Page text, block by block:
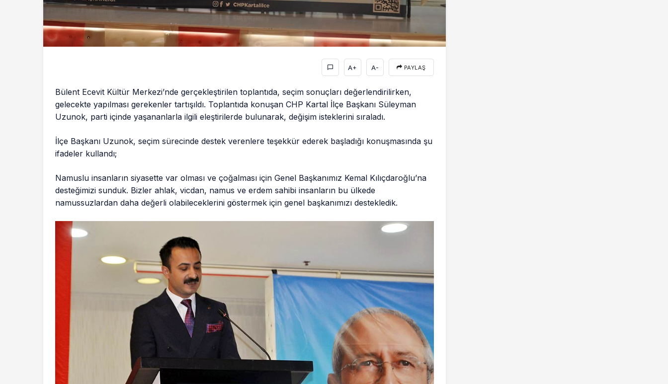
A+ A- PAYLAŞ
Bülent Ecevit Kültür Merkezi’nde gerçekleştirilen toplantıda, seçim sonuçları değerlendirilirken,
gelecekte yapılması gerekenler tartışıldı. Toplantıda konuşan CHP Kartal İlçe Başkanı Süleyman
Uzunok, parti içinde yaşananlarla ilgili eleştirilerde bulunarak, değişim isteklerini sıraladı.
İlçe Başkanı Uzunok, seçim sürecinde destek verenlere teşekkür ederek başladığı konuşmasında şu
ifadeler kullandı;
Namuslu insanların siyasette var olması ve çoğalması için Genel Başkanımız Kemal Kılıçdaroğlu’na
desteğimizi sunduk. Bizler ahlak, vicdan, namus ve erdem sahibi insanların bu ülkede
namussuzlardan daha değerli olabileceklerini göstermek için genel başkanımızı destekledik.